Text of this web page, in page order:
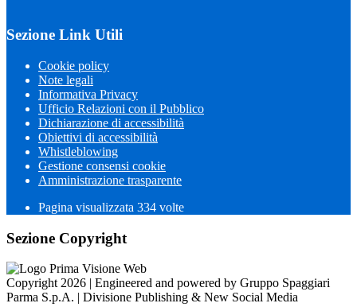
Sezione Link Utili
Cookie policy
Note legali
Informativa Privacy
Ufficio Relazioni con il Pubblico
Dichiarazione di accessibilità
Obiettivi di accessibilità
Whistleblowing
Gestione consensi cookie
Amministrazione trasparente
Pagina visualizzata 334 volte
Sezione Copyright
Copyright 2026 | Engineered and powered by Gruppo Spaggiari
Parma S.p.A. | Divisione Publishing & New Social Media